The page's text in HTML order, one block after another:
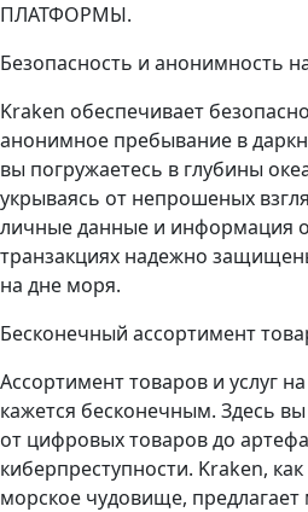
ПЛАТФОРМЫ.
Безопасность и анонимность
Kraken обеспечивает
анонимное пребывание в
вы погружаетесь в глубины
укрываясь от непрошеных
личные данные и информация о
транзакциях надежно
на дне моря.
Бесконечный ассортимент
Ассортимент товаров и услуг
кажется бесконечным. Здесь вы
от цифровых товаров до
киберпреступности. Kraken,
морское чудовище,